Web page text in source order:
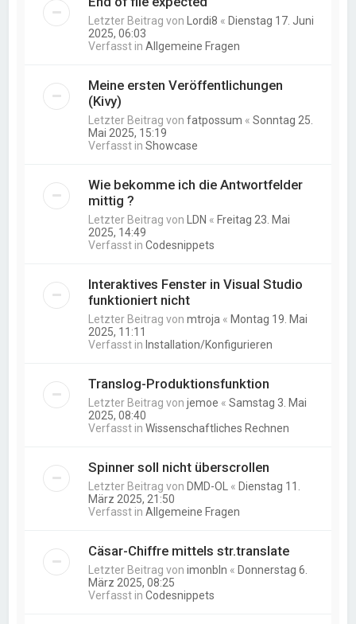
Letzter Beitrag von Lordi8 « Dienstag 17. Juni
2025, 06:03
Verfasst inAllgemeine Fragen
Meine ersten Veröffentlichungen
(Kivy)
Letzter Beitrag vonfatpossum «Sonntag 25.
Mai 2025, 15:19
Verfasst inShowcase
Wie bekomme ich die Antwortfelder
mittig ?
Letzter Beitrag von LDN « Freitag 23. Mai
2025, 14:49
Verfasst inCodesnippets
Interaktives Fenster in Visual Studio
funktioniert nicht
Letzter Beitrag vonmtroja « Montag 19. Mai
2025, 11:11
Verfasst in Installation/Konfigurieren
Translog-Produktionsfunktion
Letzter Beitrag vonjemoe «Samstag 3. Mai
2025, 08:40
Verfasst inWissenschaftliches Rechnen
Spinner soll nicht überscrollen
Letzter Beitrag von DMD-OL « Dienstag 11.
März 2025, 21:50
Verfasst inAllgemeine Fragen
Cäsar-Chiffre mittels str.translate
Letzter Beitrag vonimonbln « Donnerstag 6.
März 2025, 08:25
Verfasst inCodesnippets